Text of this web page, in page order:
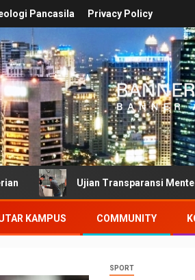
Pancasila Privacy Policy
Transparansi Menteri Nusron Wahid:
KAMPUS COMMUNITY
SPORT